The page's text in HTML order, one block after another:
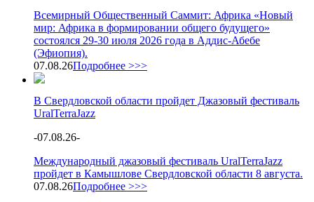
Всемирный Общественный Саммит: Африка «Новый
мир: Африка в формировании общего будущего»
состоялся 29-30 июля 2026 года в Аддис-Абебе
(Эфиопия).
07.08.26Подробнее >>>
В Свердловской области пройдет Джазовый фестиваль
UralTerraJazz
-07.08.26-
Международный джазовый фестиваль UralTerraJazz
пройдет в Камышлове Свердловской области 8 августа.
07.08.26Подробнее >>>